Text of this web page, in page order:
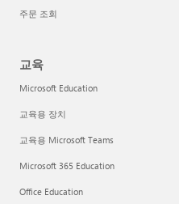
주문 조회
교육
Microsoft Education
교육용 장치
교육용 Microsoft Teams
Microsoft 365 Education
Office Education